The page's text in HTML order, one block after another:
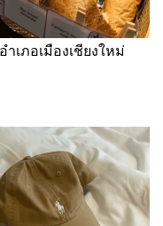
เภอเมืองเชียงใหม่